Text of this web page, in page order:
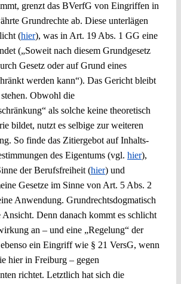
grenzt das BVerfG von Eingriffen in
Grundrechte ab. Diese unterlägen
(hier), was in Art. 19 Abs. 1 GG eine
(„Soweit nach diesem Grundgesetz
Gesetz oder auf Grund eines
werden kann“). Das Gericht bleibt
Obwohl die
als solche keine theoretisch
bildet, nutzt es selbige zur weiteren
So finde das Zitiergebot auf Inhalts-
des Eigentums (vgl. hier),
der Berufsfreiheit (hier) und
Gesetze im Sinne von Art. 5 Abs. 2
Anwendung. Grundrechtsdogmatisch
Ansicht. Denn danach kommt es schlicht
an – und eine „Regelung“ der
ein Eingriff wie § 21 VersG, wenn
hier in Freiburg – gegen
richtet. Letztlich hat sich die